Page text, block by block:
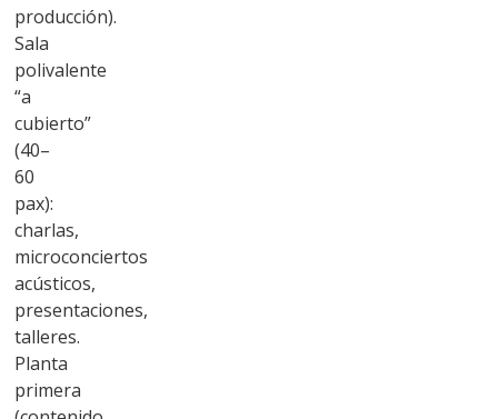
producción).
Sala
polivalente
“a
cubierto”
(40–
60
pax):
charlas,
microconciertos
acústicos,
presentaciones,
talleres.
Planta
primera